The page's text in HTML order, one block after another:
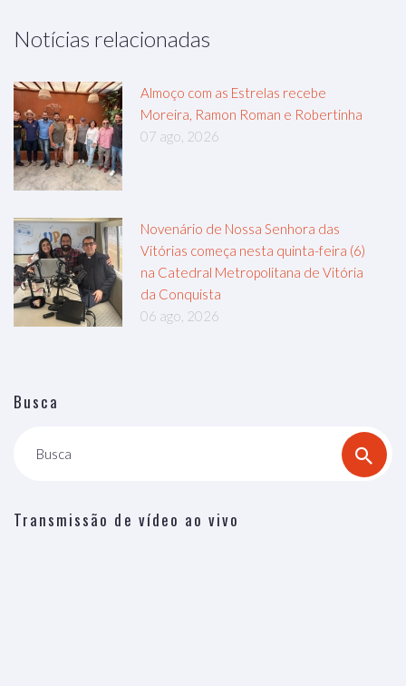
Notícias relacionadas
Almoço com as Estrelas recebe
Moreira, Ramon Roman e Robertinha
07 ago, 2026
Novenário de Nossa Senhora das
Vitórias começa nesta quinta-feira (6)
na Catedral Metropolitana de Vitória
da Conquista
06 ago, 2026
Busca
Busca
Transmissão de vídeo ao vivo